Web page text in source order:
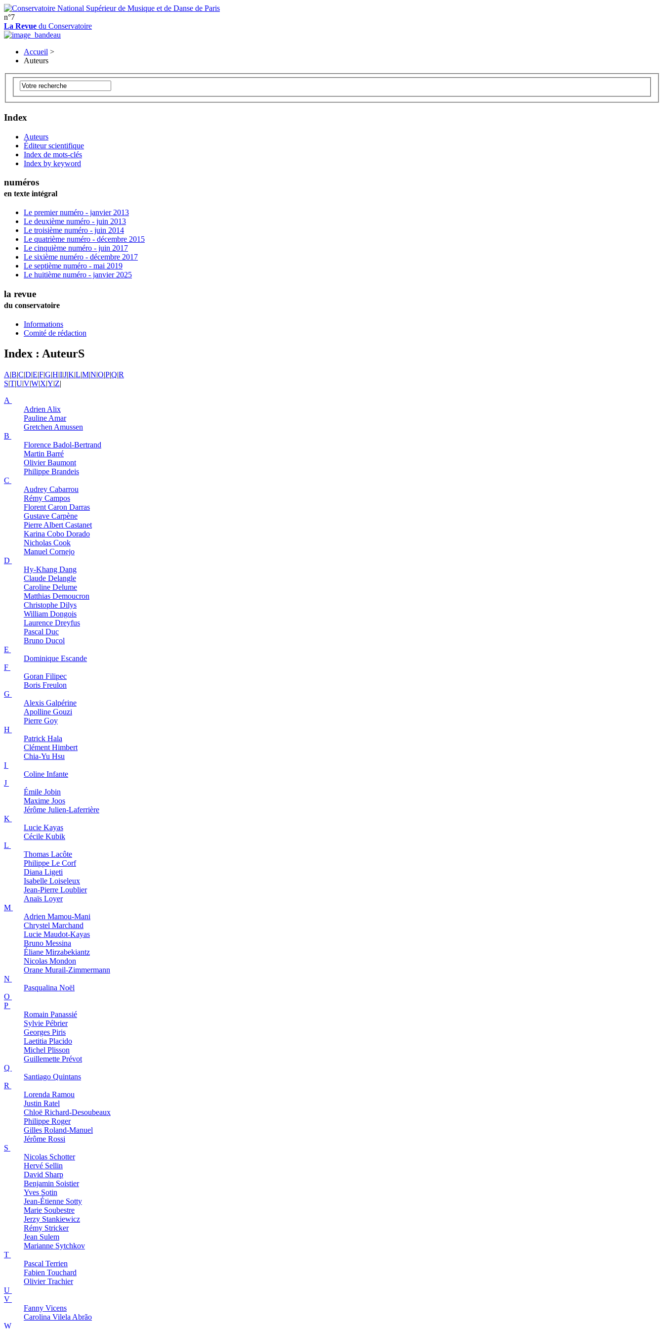
n°7
La Revue du Conservatoire
Accueil >
Auteurs
Index
Auteurs
Éditeur scientifique
Index de mots-clés
Index by keyword
numéros
en texte intégral
Le premier numéro - janvier 2013
Le deuxième numéro - juin 2013
Le troisième numéro - juin 2014
Le quatrième numéro - décembre 2015
Le cinquième numéro - juin 2017
Le sixième numéro - décembre 2017
Le septième numéro - mai 2019
Le huitième numéro - janvier 2025
la revue
du conservatoire
Informations
Comité de rédaction
Index : AuteurS
A|B|C|D|E|F|G|H|I|J|K|L|M|N|O|P|Q|R
S|T|U|V|W|X|Y|Z|
A
Adrien Alix
Pauline Amar
Gretchen Amussen
B
Florence Badol-Bertrand
Martin Barré
OlivierBaumont
Philippe Brandeis
C
Audrey Cabarrou
Rémy Campos
Florent Caron Darras
Gustave Carpène
Pierre Albert Castanet
Karina Cobo Dorado
Nicholas Cook
Manuel Cornejo
D
Hy-Khang Dang
Claude Delangle
Caroline Delume
Matthias Demoucron
Christophe Dilys
William Dongois
Laurence Dreyfus
Pascal Duc
Bruno Ducol
E
Dominique Escande
F
Goran Filipec
Boris Freulon
G
Alexis Galpérine
Apolline Gouzi
Pierre Goy
H
Patrick Hala
Clément Himbert
Chia-Yu Hsu
I
Coline Infante
J
Émile Jobin
Maxime Joos
Jérôme Julien-Laferrière
K
Lucie Kayas
Cécile Kubik
L
Thomas Lacôte
Philippe Le Corf
Diana Ligeti
Isabelle Loiseleux
Jean-Pierre Loublier
Anaïs Loyer
M
Adrien Mamou-Mani
Chrystel Marchand
Lucie Maudot-Kayas
Bruno Messina
Éliane Mirzabekiantz
Nicolas Mondon
Orane Murail-Zimmermann
N
Pasqualina Noël
O
P
Romain Panassié
Sylvie Pébrier
Georges Piris
Laetitia Placido
Michel Plisson
Guillemette Prévot
Q
Santiago Quintans
R
Lorenda Ramou
Justin Ratel
Chloë Richard-Desoubeaux
Philippe Roger
Gilles Roland-Manuel
Jérôme Rossi
S
Nicolas Schotter
Hervé Sellin
David Sharp
Benjamin Soistier
Yves Sotin
Jean-Étienne Sotty
Marie Soubestre
Jerzy Stankiewicz
Rémy Stricker
Jean Sulem
Marianne Sytchkov
T
Pascal Terrien
Fabien Touchard
OlivierTrachier
U
V
Fanny Vicens
Carolina Vilela Abrão
W